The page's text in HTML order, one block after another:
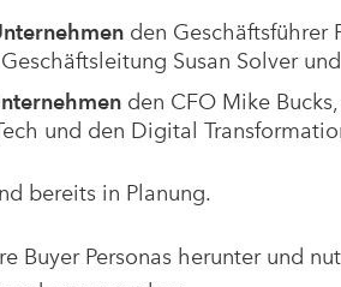
den Geschäftsführer
Susan Solver
den CFO Mike
und den Digital
bereits in Planung.
Buyer Personas herunter und